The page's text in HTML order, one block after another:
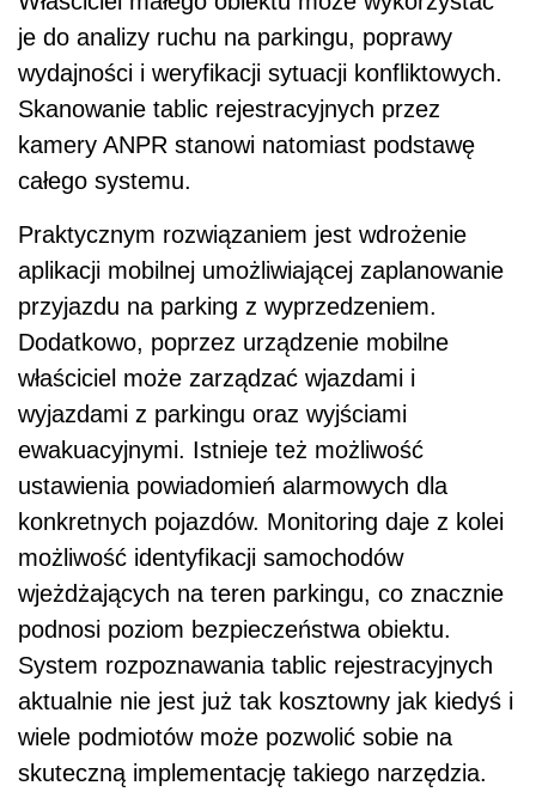
je do analizy ruchu na parkingu, poprawy
wydajności i weryfikacji sytuacji konfliktowych.
Skanowanie tablic rejestracyjnych przez
kamery ANPR stanowi natomiast podstawę
całego systemu.
Praktycznym rozwiązaniem jest wdrożenie
aplikacji mobilnej umożliwiającej zaplanowanie
przyjazdu na parking z wyprzedzeniem.
Dodatkowo, poprzez urządzenie mobilne
właściciel może zarządzać wjazdami i
wyjazdami z parkingu oraz wyjściami
ewakuacyjnymi. Istnieje też możliwość
ustawienia powiadomień alarmowych dla
konkretnych pojazdów. Monitoring daje z kolei
możliwość identyfikacji samochodów
wjeżdżających na teren parkingu, co znacznie
podnosi poziom bezpieczeństwa obiektu.
System rozpoznawania tablic rejestracyjnych
aktualnie nie jest już tak kosztowny jak kiedyś i
wiele podmiotów może pozwolić sobie na
skuteczną implementację takiego narzędzia.